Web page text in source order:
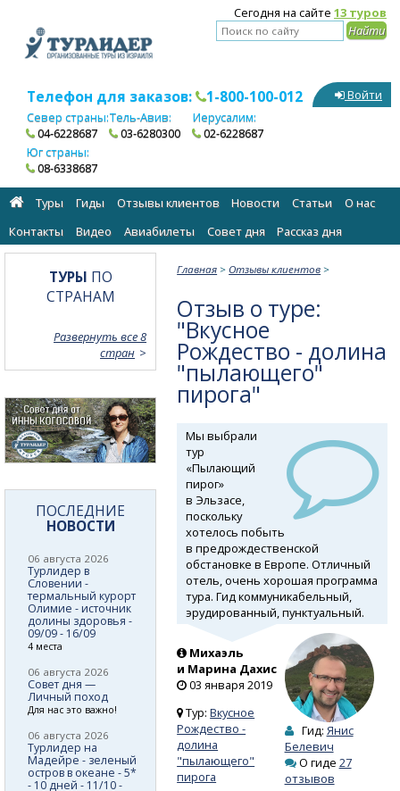
Сегодня на сайте 13 туров
Телефон для заказов: 1-800-100-012
Север страны:
04-6228687
Тель-Авив:
03-6280300
Иерусалим:
02-6228687
Юг страны:
08-6338687
Войти
Туры Гиды Отзывы клиентов Новости Статьи
О нас
Контакты
Видео Авиабилеты Cовет дня Рассказ дня
Главная > Отзывы клиентов >
Отзыв о туре:
"Вкусное
Рождество - долина
"пылающего"
пирога"
Мы выбрали
тур
«Пылающий
пирог»
в Эльзасе,
поскольку
хотелось побыть
в предрождественской
обстановке в Европе. Отличный
отель, очень хорошая программа
тура. Гид коммуникабельный,
эрудированный, пунктуальный.
Михаэль
и Марина Дахис
03 января 2019
Тур:Вкусное
Рождество -
долина
"пылающего"
пирога
Гид: Янис
Белевич
О гиде 27
отзывов
ТУРЫ ПО
СТРАНАМ
Развернуть все 8
стран
ПОСЛЕДНИЕ
НОВОСТИ
06 августа 2026
Турлидер в
Словении -
термальный курорт
Олимие - источник
долины здоровья -
09/09 - 16/09
4 места
06 августа 2026
Совет дня —
Личный поход
Для нас это важно!
06 августа 2026
Турлидер на
Мадейре - зеленый
остров в океане - 5*
- 10 дней - 11/10 -